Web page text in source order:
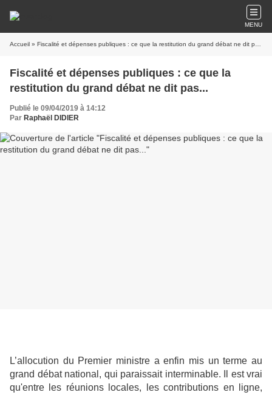
MENU
Accueil » Fiscalité et dépenses publiques : ce que la restitution du grand débat ne dit pas...
Fiscalité et dépenses publiques : ce que la
restitution du grand débat ne dit pas...
Publié le 09/04/2019 à 14:12
Par Raphaël DIDIER
L’allocution du Premier ministre a enfin mis un terme au
grand débat national, qui paraissait interminable. Il est vrai
qu'entre les réunions locales, les contributions en ligne,